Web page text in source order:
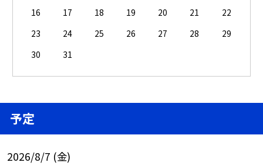
16
17 18 19 20 21
22
23
24 25 26 27 28
29
30
31
予定
2026/8/7 (金)